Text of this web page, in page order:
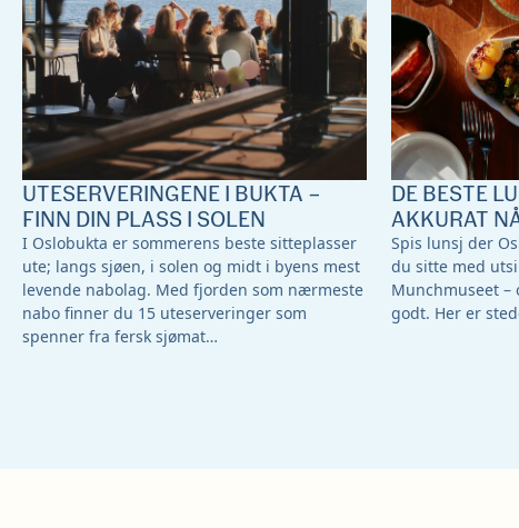
UTESERVERINGENE I BUKTA –
FINN DIN PLASS I SOLEN
I Oslobukta er sommerens beste sitteplasser
ute; langs sjøen, i solen og midt i byens mest
levende nabolag. Med fjorden som nærmeste
nabo finner du 15 uteserveringer som
spenner fra fersk sjømat…
DE BESTE
AKKURAT
Spis lunsj der
du sitte med
Munchmuseet –
godt. Her er